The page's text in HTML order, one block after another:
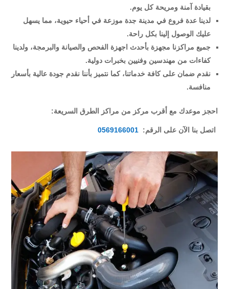
بقيادة آمنة ومريحة كل يوم.
لدينا عدة فروع في مدينة جدة موزعة في أحياء حيوية، مما يسهل
عليك الوصول إلينا بكل راحة.
جميع مراكزنا مجهزة بأحدث اجهزة الفحص والصيانة والبرمجة، ولدينا
كفاءات من مهندسين وفنيين بخبرات دولية.
نقدم ضمان على كافة خدماتنا، كما نتميز بأننا نقدم جودة عالية بأسعار
منافسة.
احجز موعدك مع أقرب مركز من مراكز الطرق السريعة:
اتصل بنا الآن على الرقم: 0569166001